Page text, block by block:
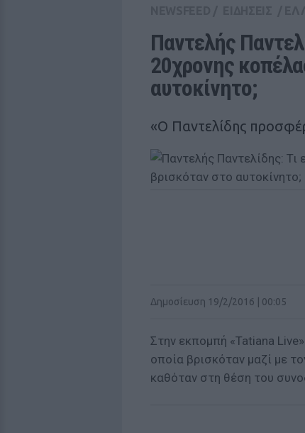
Παντελής
20χρονης
αυτοκίνητο;
«Ο Παντελίδης
Δημοσίευση 19/2/2016 | 00:05
Στην εκπομπή «Tatiana
οποία βρισκόταν μαζί με
καθόταν στη θέση του